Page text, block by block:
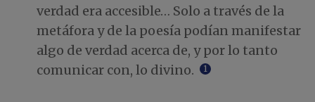
verdad era accesible… Solo a través de la
metáfora y de la poesía podían manifestar
algo de verdad acerca de, y por lo tanto
comunicar con, lo divino.
1